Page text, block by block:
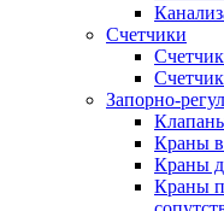
Счетчики
Запорно-
Краны
Краны
Краны